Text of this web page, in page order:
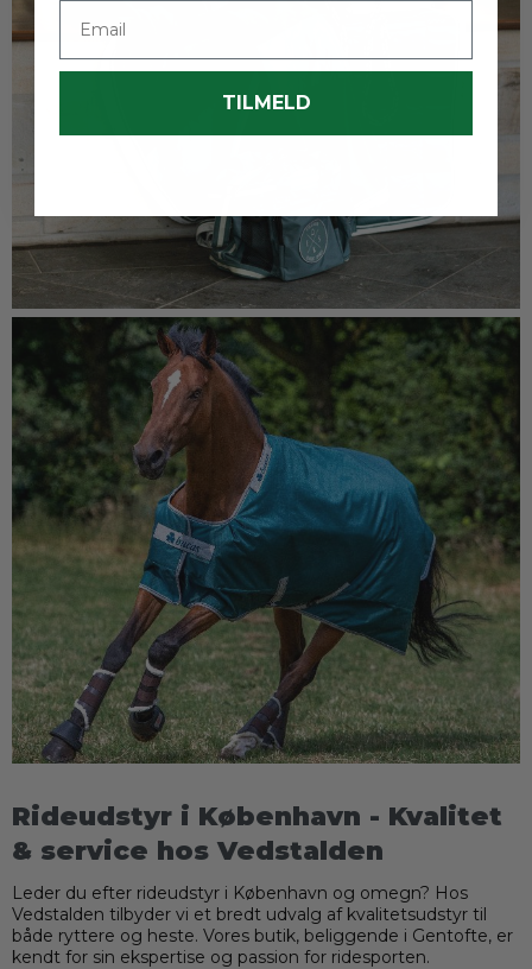
Rideudstyr i København - Kvalitet
& service hos Vedstalden
Leder du efter rideudstyr i København og omegn? Hos
Vedstalden tilbyder vi et bredt udvalg af kvalitetsudstyr til
både ryttere og heste. Vores butik, beliggende i Gentofte, er
kendt for sin ekspertise og passion for ridesporten.
TILMELD